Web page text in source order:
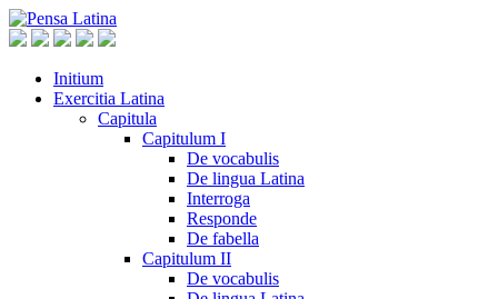
Initium
Exercitia Latina
Capitula
Capitulum I
De vocabulis
De lingua Latina
Interroga
Responde
De fabella
Capitulum II
De vocabulis